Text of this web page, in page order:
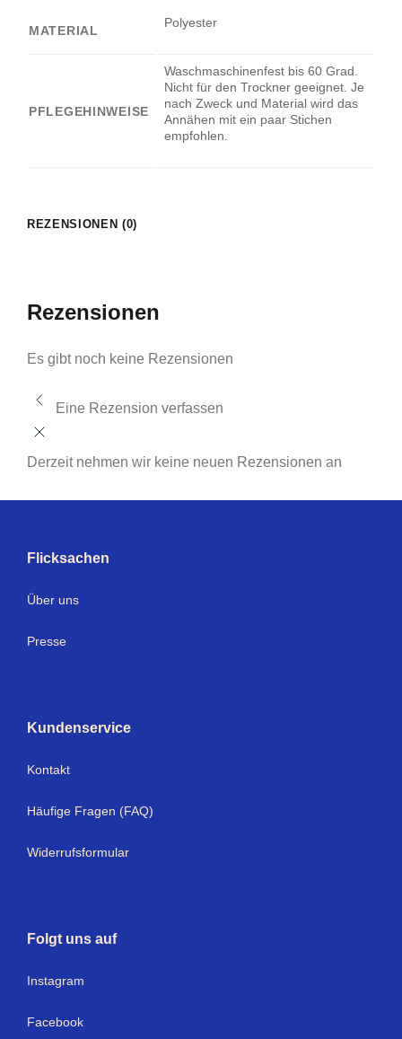
MATERIAL
Polyester
PFLEGEHINWEISE
Waschmaschinenfest bis 60 Grad.
Nicht für den Trockner geeignet. Je
nach Zweck und Material wird das
Annähen mit ein paar Stichen
empfohlen.
REZENSIONEN (0)
Rezensionen
Es gibt noch keine Rezensionen
Eine Rezension verfassen
Derzeit nehmen wir keine neuen Rezensionen an
Flicksachen
Über uns
Presse
Kundenservice
Kontakt
Häufige Fragen (FAQ)
Widerrufsformular
Folgt uns auf
Instagram
Facebook